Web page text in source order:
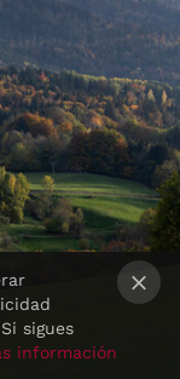
sigues
información